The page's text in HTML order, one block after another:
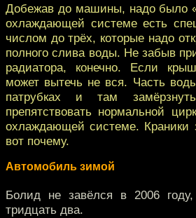
Добежав до машины, надо было
охлаждающей системе есть
числом до трёх, которые надо
полного слива воды. Не забыв
радиатора, конечно. Если
может вытечь не вся. Часть
патрубках и там
препятствовать нормальной
охлаждающей системе. Краники
вот почему.
Автомобиль зимой
Болид не завёлся в 2006
тридцать два.